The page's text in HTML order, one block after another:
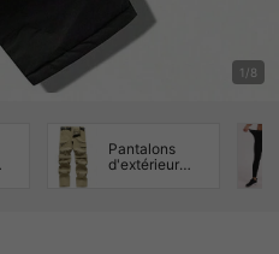
1/8
Pantalons
d'extérieur